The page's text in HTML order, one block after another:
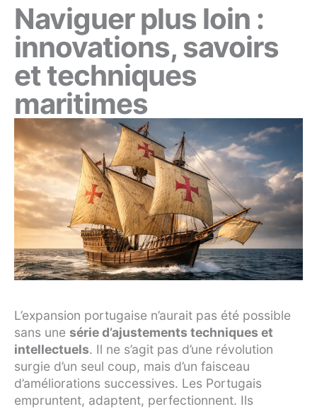
Naviguer plus loin :
innovations, savoirs
et techniques
maritimes
L’expansion portugaise n’aurait pas été possible
sans une série d’ajustements techniques et
intellectuels. Il ne s’agit pas d’une révolution
surgie d’un seul coup, mais d’un faisceau
d’améliorations successives. Les Portugais
empruntent, adaptent, perfectionnent. Ils